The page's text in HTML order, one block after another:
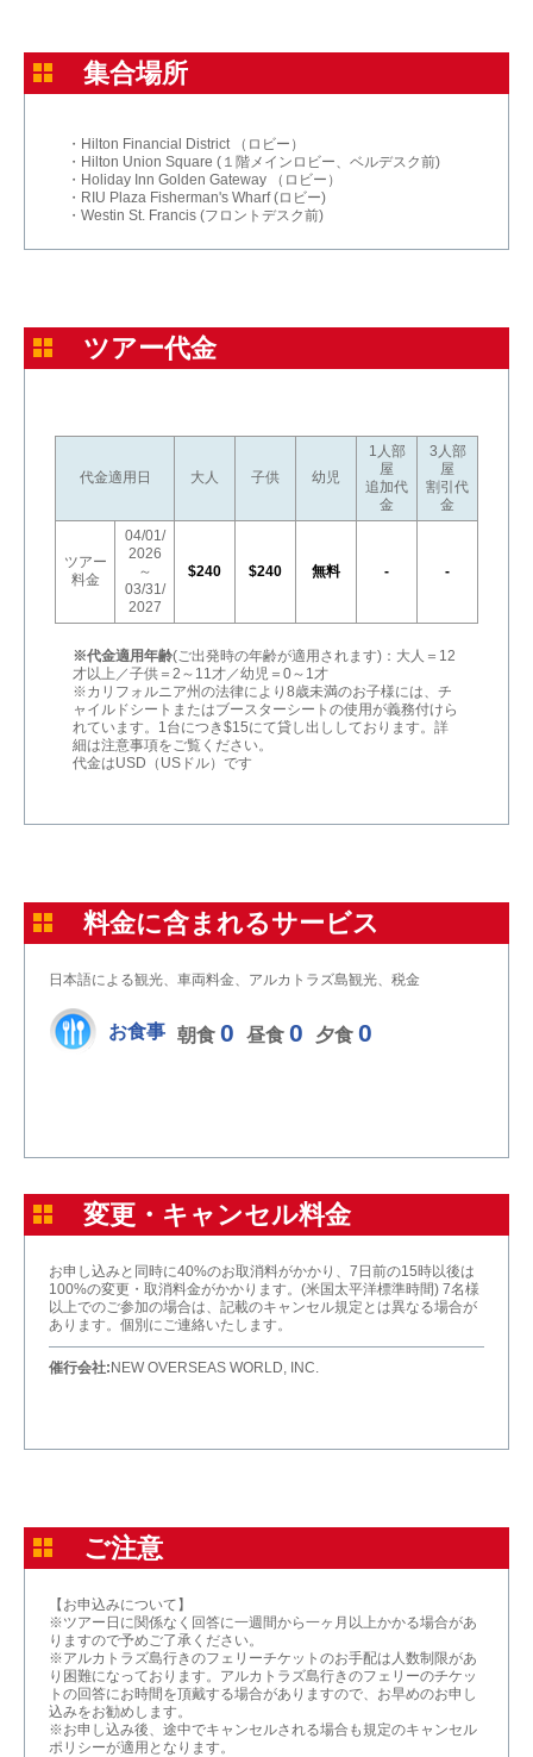
集合場所
・Hilton Financial District （ロビー）
・Hilton Union Square (１階メインロビー、ベルデスク前)
・Holiday Inn Golden Gateway （ロビー）
・RIU Plaza Fisherman's Wharf (ロビー)
・Westin St. Francis (フロントデスク前)
ツアー代金
代金適用日 大人 子供 幼児
1人部
屋
追加代
金
3人部
屋
割引代
金
ツアー
料金
04/01/
2026
～
03/31/
2027
$240 $240 無料 - -
※代金適用年齢(ご出発時の年齢が適用されます)：大人＝12
才以上／子供＝2～11才／幼児＝0～1才
※カリフォルニア州の法律により8歳未満のお子様には、チ
ャイルドシートまたはブースターシートの使用が義務付けら
れています。1台につき$15にて貸し出ししております。詳
細は注意事項をご覧ください。
代金はUSD（USドル）です
料金に含まれるサービス
日本語による観光、車両料金、アルカトラズ島観光、税金
お食事 朝食 0 昼食 0 夕食 0
変更・キャンセル料金
お申し込みと同時に40%のお取消料がかかり、7日前の15時以後は
100%の変更・取消料金がかかります。(米国太平洋標準時間) 7名様
以上でのご参加の場合は、記載のキャンセル規定とは異なる場合が
あります。個別にご連絡いたします。
催行会社: NEW OVERSEAS WORLD, INC.
ご注意
【お申込みについて】
※ツアー日に関係なく回答に一週間から一ヶ月以上かかる場合があ
りますので予めご了承ください。
※アルカトラズ島行きのフェリーチケットのお手配は人数制限があ
り困難になっております。アルカトラズ島行きのフェリーのチケッ
トの回答にお時間を頂戴する場合がありますので、お早めのお申し
込みをお勧めします。
※お申し込み後、途中でキャンセルされる場合も規定のキャンセル
ポリシーが適用となります。